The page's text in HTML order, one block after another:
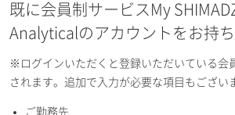
お名前フリガナ（名）
既に会員制サービスMy
Analyticalのアカウントをお持
※ログインいただくと登録いただいている会
されます。追加で入力が必要な項目もござい
ご勤務先